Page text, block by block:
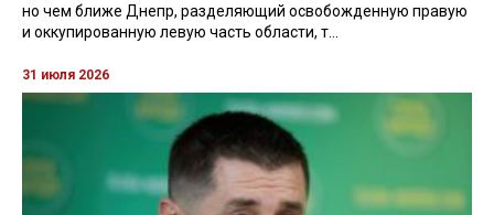
но чем ближе Днепр, разделяющий освобожденную правую
и оккупированную левую часть области, т...
31 июля 2026